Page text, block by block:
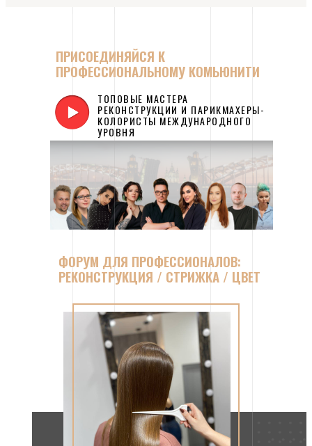
ПРИСОЕДИНЯЙСЯ К
ПРОФЕССИОНАЛЬНОМУ КОМЬЮНИТИ
ТОПОВЫЕ МАСТЕРА
РЕКОНСТРУКЦИИ И ПАРИКМАХЕРЫ-
КОЛОРИСТЫ МЕЖДУНАРОДНОГО
УРОВНЯ
ФОРУМ ДЛЯ ПРОФЕССИОНАЛОВ:
РЕКОНСТРУКЦИЯ / СТРИЖКА / ЦВЕТ